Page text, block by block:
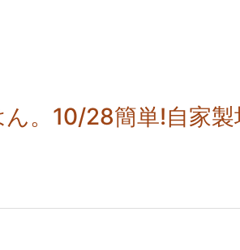
。10/28簡単!自家製